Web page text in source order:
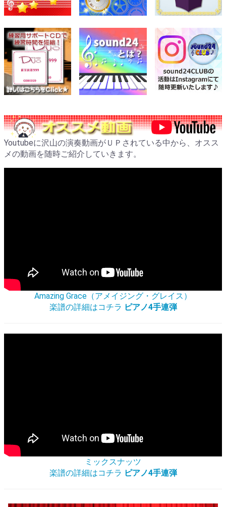
Youtubeに沢山の演奏動画がＵＰされている中から、オスス
メの動画を随時ご紹介していきます。
Amazing Grace（アメイジング・グレイス）
楽譜の詳細はコチラ ピアノ4手連弾
ミックスナッツ
楽譜の詳細はコチラ ピアノ4手連弾